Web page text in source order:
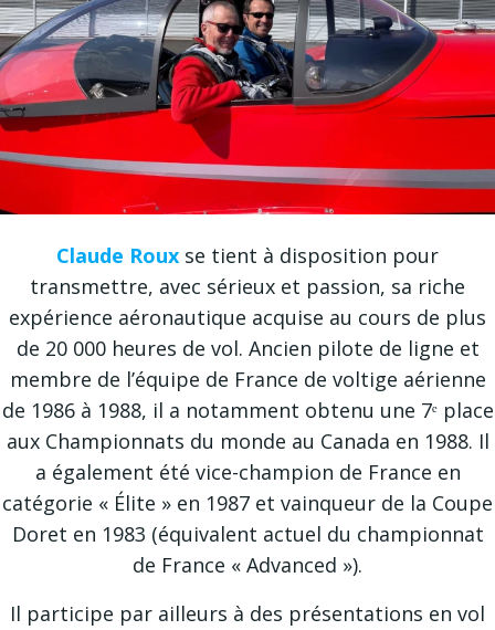
Claude Roux se tient à disposition pour
transmettre, avec sérieux et passion, sa riche
expérience aéronautique acquise au cours de plus
de 20 000 heures de vol. Ancien pilote de ligne et
membre de l’équipe de France de voltige aérienne
de 1986 à 1988, il a notamment obtenu une 7ᵉ place
aux Championnats du monde au Canada en 1988. Il
a également été vice-champion de France en
catégorie « Élite » en 1987 et vainqueur de la Coupe
Doret en 1983 (équivalent actuel du championnat
de France « Advanced »).
Il participe par ailleurs à des présentations en vol